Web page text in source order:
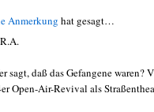
Anmerkung hat gesagt…
sagt, daß das Gefangene
Open-Air-Revival als